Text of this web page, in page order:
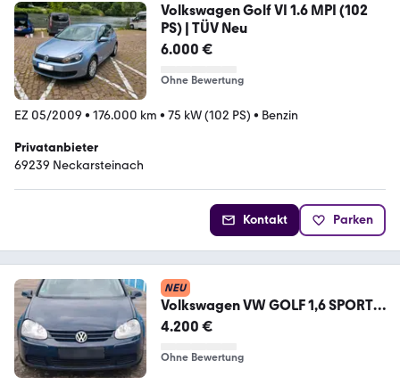
Volkswagen Golf VI 1.6 MPI (102
PS) | TÜV Neu
6.000 €
Ohne Bewertung
EZ 05/2009 • 176.000 km • 75 kW (102 PS) • Benzin
Privatanbieter
69239 Neckarsteinach
Kontakt Parken
NEU
Volkswagen VW GOLF 1,6 SPORT
75 5F 102 PS
4.200 €
Ohne Bewertung